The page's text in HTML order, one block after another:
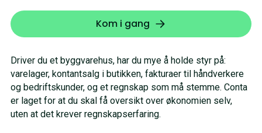
Kom i gang
Driver du et byggvarehus, har du mye å holde styr på:
varelager, kontantsalg i butikken, fakturaer til håndverkere
og bedriftskunder, og et regnskap som må stemme. Conta
er laget for at du skal få oversikt over økonomien selv,
uten at det krever regnskapserfaring.